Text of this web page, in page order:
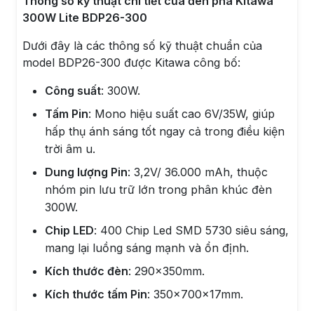
300W Lite BDP26-300
Dưới đây là các thông số kỹ thuật chuẩn của
model BDP26-300 được Kitawa công bố:
Công suất: 300W.
Tấm Pin: Mono hiệu suất cao 6V/35W, giúp
hấp thụ ánh sáng tốt ngay cả trong điều kiện
trời âm u.
Dung lượng Pin: 3,2V/ 36.000 mAh, thuộc
nhóm pin lưu trữ lớn trong phân khúc đèn
300W.
Chip LED: 400 Chip Led SMD 5730 siêu sáng,
mang lại luồng sáng mạnh và ổn định.
Kích thước đèn: 290x350mm.
Kích thước tấm Pin: 350x700x17mm.